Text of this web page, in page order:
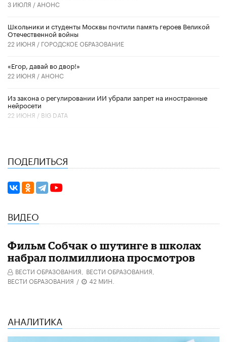
3 ИЮЛЯ / АНОНС
Школьники и студенты Москвы почтили память героев Великой
Отечественной войны
22 ИЮНЯ / ГОРОДСКОЕ ОБРАЗОВАНИЕ
«Егор, давай во двор!»
22 ИЮНЯ / АНОНС
Из закона о регулировании ИИ убрали запрет на иностранные
нейросети
22 ИЮНЯ / BIG DATA
ПОДЕЛИТЬСЯ
ВИДЕО
Фильм Собчак о шутинге в школах
набрал полмиллиона просмотров
ВЕСТИ ОБРАЗОВАНИЯ, ВЕСТИ ОБРАЗОВАНИЯ,
ВЕСТИ ОБРАЗОВАНИЯ / 42 МИН.
АНАЛИТИКА